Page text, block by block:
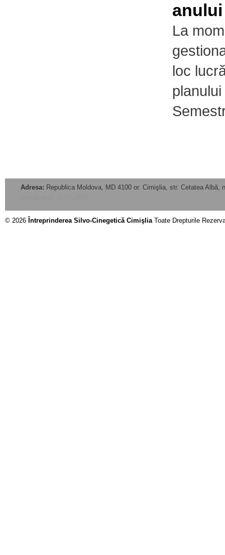
anului
La
loc
Adresa: Republica Moldova, MD 4100 or. Cimişlia, str. Cetatea Albă,
© 2026 Întreprinderea Silvo-Cinegetică CimişliaToate Drepturile